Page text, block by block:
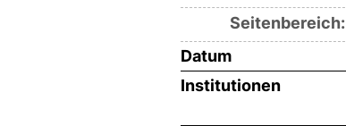
Seitenbereich:
Datum
Institutionen